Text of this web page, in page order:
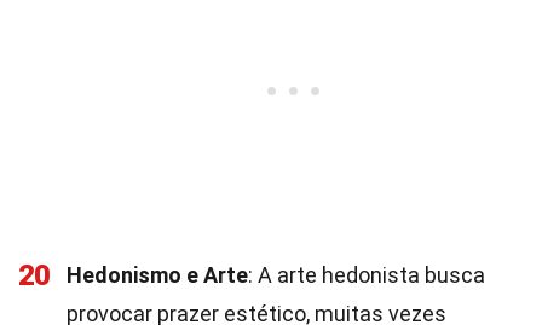
20 Hedonismo e Arte: A arte hedonista busca
provocar prazer estético, muitas vezes